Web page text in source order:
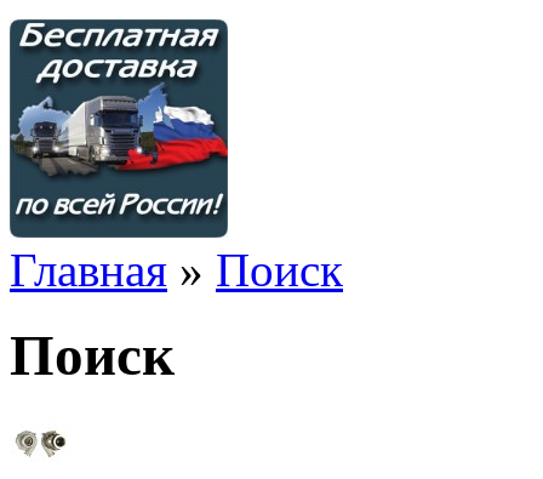
Главная » Поиск
Поиск